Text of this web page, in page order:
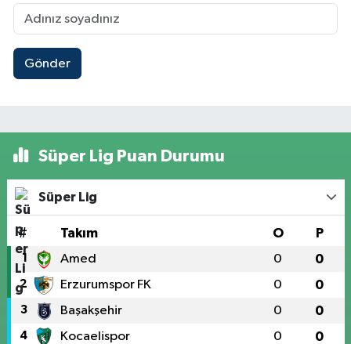
Gönder
Süper Lig Puan Durumu
Süper Lig
# Takım O P
1 Amed 0 0
2 Erzurumspor FK 0 0
3 Başakşehir 0 0
4 Kocaelispor 0 0